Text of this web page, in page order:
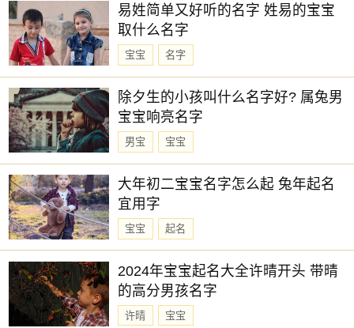
易姓简单又好听的名字 姓易的宝宝
取什么名字
宝宝 名字
除夕生的小孩叫什么名字好? 属兔男
宝宝响亮名字
男宝 宝宝
大年初二宝宝名字怎么起 兔年起名
宜用字
宝宝 起名
2024年宝宝起名大全许晴开头 带晴
的高分男孩名字
许晴 宝宝